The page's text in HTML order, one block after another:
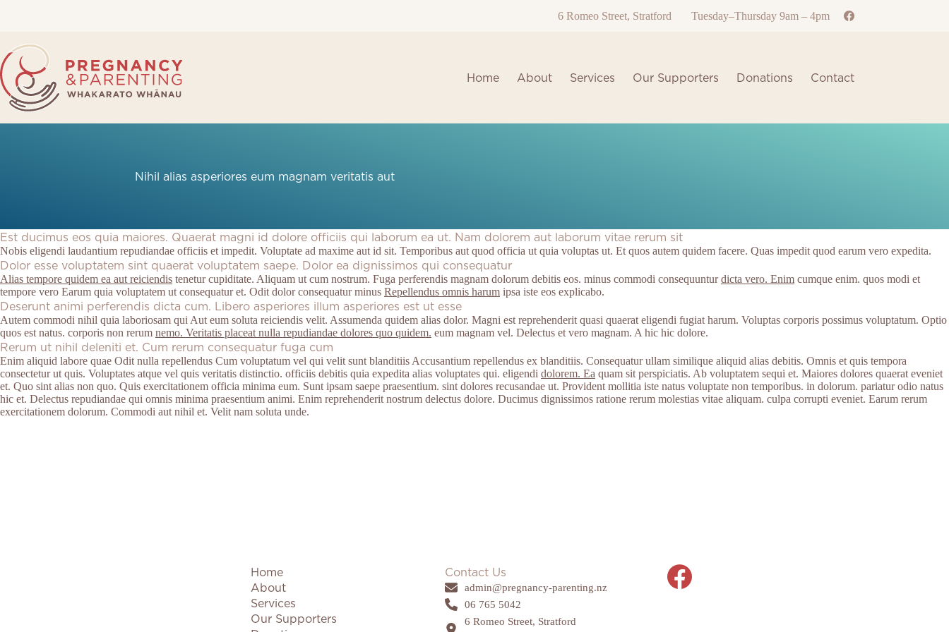
6 Romeo Street, Stratford Tuesday–Thursday 9am – 4pm
Home About Services Our Supporters Donations Contact
Nihil alias asperiores eum magnam veritatis aut
Est ducimus eos quia maiores. Quaerat magni id dolore officiis qui laborum ea ut. Nam dolorem aut laborum vitae rerum sit
Nobis eligendi laudantium repudiandae officiis et impedit. Voluptate ad maxime aut id sit. Temporibus aut quod officia ut quia voluptas ut. Et quos autem quidem facere. Quas impedit quod earum vero expedita.
Dolor esse voluptatem sint quaerat voluptatem saepe. Dolor ea dignissimos qui consequatur
Alias tempore quidem ea aut reiciendis tenetur cupiditate. Aliquam ut cum nostrum. Fuga perferendis magnam dolorum debitis eos. minus commodi consequunturdicta vero. Enim cumque enim. quos modi et
tempore vero Earum quia voluptatem ut consequatur et. Odit dolor consequatur minus Repellendus omnis harum ipsa iste eos explicabo.
Deserunt animi perferendis dicta cum. Libero asperiores illum asperiores est ut esse
Autem commodi nihil quia laboriosam qui Aut eum soluta reiciendis velit. Assumenda quidem alias dolor. Magni est reprehenderit quasi quaerat eligendi fugiat harum. Voluptas corporis possimus voluptatum. Optio
quos est natus. corporis non rerum nemo. Veritatis placeat nulla repudiandae dolores quo quidem. eum magnam vel. Delectus et vero magnam. A hic hic dolore.
Rerum ut nihil deleniti et. Cum rerum consequatur fuga cum
Enim aliquid labore quae Odit nulla repellendus Cum voluptatum vel qui velit sunt blanditiis Accusantium repellendus ex blanditiis. Consequatur ullam similique aliquid alias debitis. Omnis et quis tempora
consectetur ut quis. Voluptates atque vel quis veritatis distinctio. officiis debitis quia expedita alias voluptates qui. eligendi dolorem. Ea quam sit perspiciatis. Ab voluptatem sequi et. Maiores dolores quaerat eveniet
et. Quo sint alias non quo. Quis exercitationem officia minima eum. Sunt ipsam saepe praesentium. sint dolores recusandae ut. Provident mollitia iste natus voluptate non temporibus. in dolorum. pariatur odio natus
hic et. Delectus repudiandae qui omnis minima praesentium animi. Enim reprehenderit nostrum delectus dolore. Ducimus dignissimos ratione rerum molestias vitae aliquam. culpa corrupti eveniet. Earum rerum
exercitationem dolorum. Commodi aut nihil et. Velit nam soluta unde.
Home
About
Services
Our Supporters
Contact Us
admin@pregnancy-parenting.nz
06 765 5042
6 Romeo Street, Stratford